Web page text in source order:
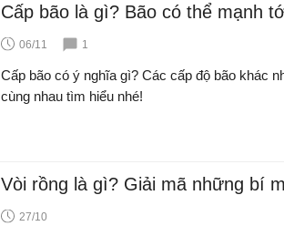
Cấp bão là gì? Bão có thể mạnh
06/11 1
Cấp bão có ý nghĩa gì? Các cấp độ bão khác
cùng nhau tìm hiểu nhé!
Vòi rồng là gì? Giải mã những bí
27/10